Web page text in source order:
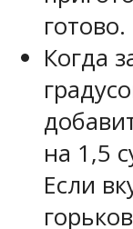
готово.
Когда
на 1,5
Если